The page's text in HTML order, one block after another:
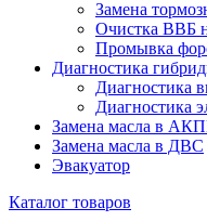
Замена
Очистка ВВБ
Промывка
Диагностика
Диагностика
Диагностика
Замена масла в
Замена масла в ДВС
Эвакуатор
Каталог товаров